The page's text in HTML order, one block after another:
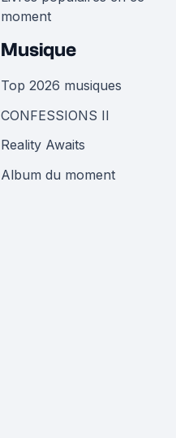
moment
Musique
Top 2026 musiques
CONFESSIONS II
Reality Awaits
Album du moment